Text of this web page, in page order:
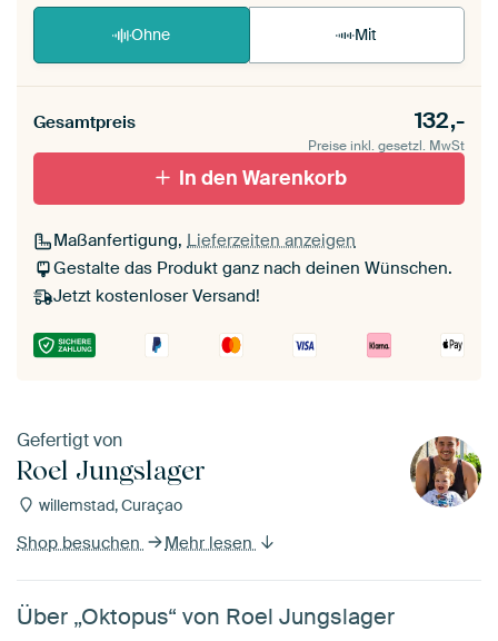
Ohne Mit
Gesamtpreis 132,-
Preise inkl. gesetzl. MwSt
In den Warenkorb
Maßanfertigung, Lieferzeiten anzeigen
Gestalte das Produkt ganz nach deinen Wünschen.
Jetzt kostenloser Versand!
Gefertigt von
Roel Jungslager
willemstad, Curaçao
Shop besuchen Mehr lesen
Über „Oktopus“ von Roel Jungslager